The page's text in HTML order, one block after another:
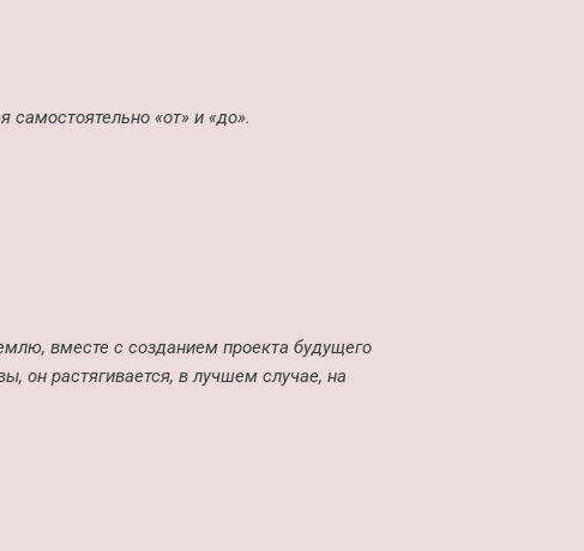
самостоятельно «от» и «до».
вместе с созданием проекта будущего
он растягивается, в лучшем случае, на